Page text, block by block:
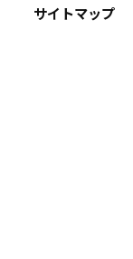
サイトマップ